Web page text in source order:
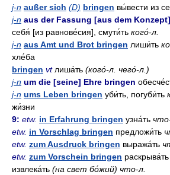
j-n außer sich (D) bringen вы́вести из
j-n aus der Fassung [aus dem
себя́ [из равнове́сия], смути́ть кого́-л.
j-n aus Amt und Brot bringen лиши́ть
хле́ба
bringen vtлиша́ть (кого́-л. чего́-л.)
j-n um die [seine] Ehre bringen
j-n ums Leben bringen уби́ть, погуби́ть
жи́зни
9: etw. in Erfahrung bringen узна́ть
etw. in Vorschlag bringen предложи́ть
etw. zum Ausdruck bringen выража́ть
etw. zum Vorschein bringen раскрыва́ть
извлека́ть (на свет бо́жий) что-л.